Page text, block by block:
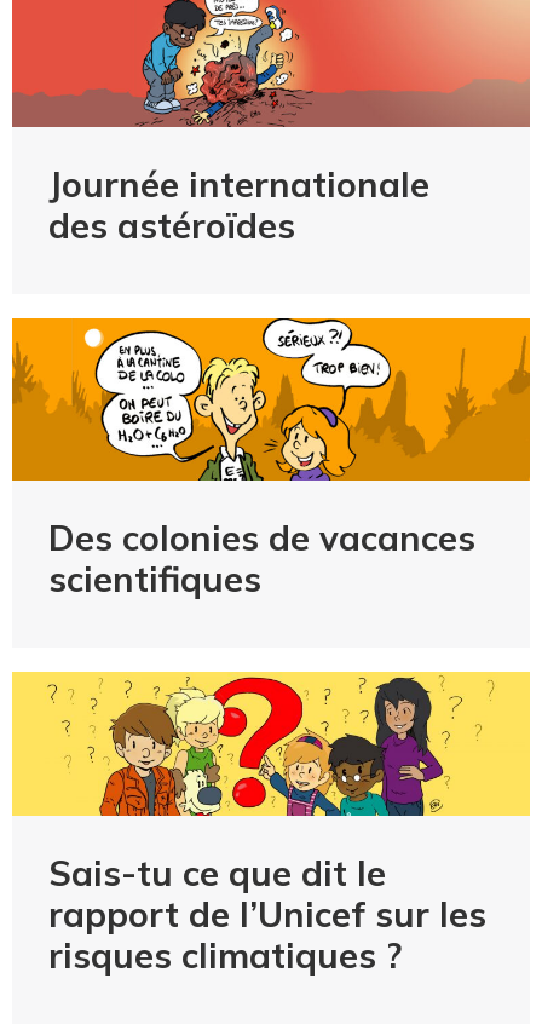
Journée internationale
des astéroïdes
Des colonies de vacances
scientifiques
Sais-tu ce que dit le
rapport de l’Unicef sur les
risques climatiques ?